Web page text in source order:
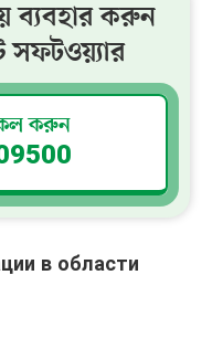
ব্যবহার করুন
সফটওয়্যার
কল করুন
в области